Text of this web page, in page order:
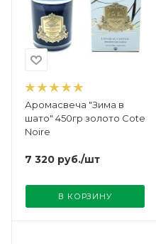
Аромасвеча "Зима в
шато" 450гр золото Cote
Noire
7 320 руб./шт
В КОРЗИНУ